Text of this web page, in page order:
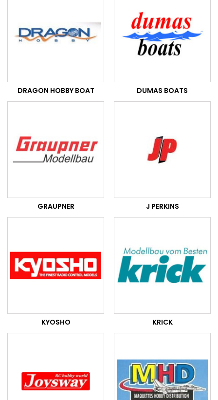
DRAGON HOBBY BOAT DUMAS BOATS
GRAUPNER J PERKINS
KYOSHO KRICK